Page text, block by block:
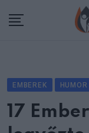
EMBEREK HUMOR
17